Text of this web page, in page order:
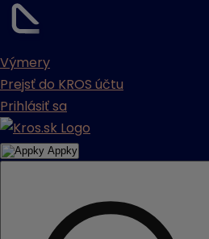
Výmery
Prejsť do KROS účtu
Prihlásiť sa
Appky